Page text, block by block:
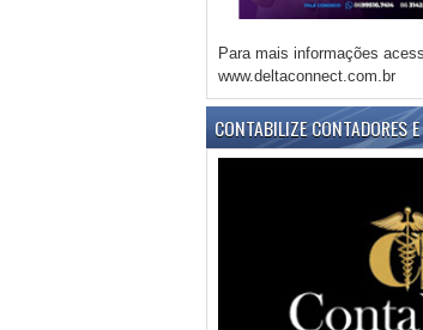
Para mais informações
www.deltaconnect.com.br
CONTABILIZE CONTADORES